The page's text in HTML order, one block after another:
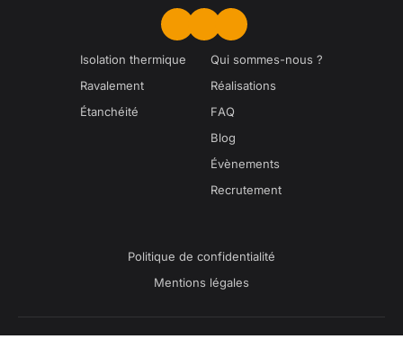
Isolation thermique
Ravalement
Étanchéité
Qui sommes-nous ?
Réalisations
FAQ
Blog
Évènements
Recrutement
Politique de confidentialité
Mentions légales